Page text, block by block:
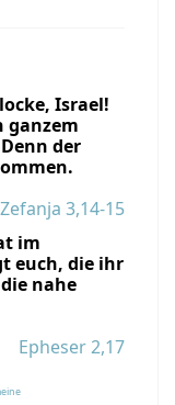
Israel!
ganzem
der
Zefanja 3,14-15
im
euch, die ihr
nahe
Epheser 2,17